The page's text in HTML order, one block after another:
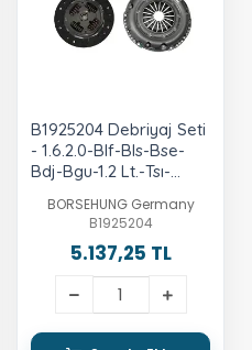
B1925204 Debriyaj Seti
- 1.6.2.0-Blf-Bls-Bse-
Bdj-Bgu-1.2 Lt.-Tsı-
BORSEHUNG Germany
B1925204
5.137,25 TL